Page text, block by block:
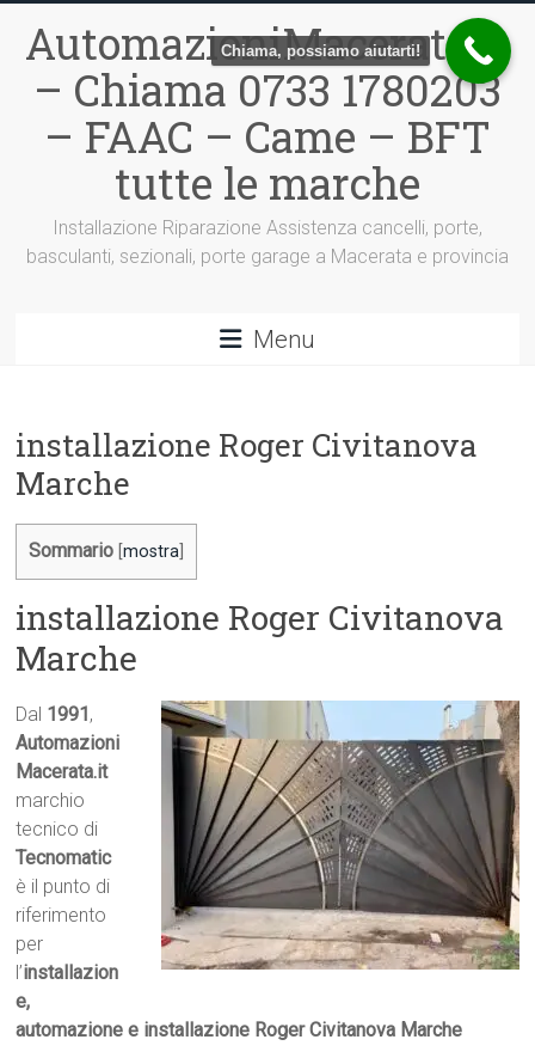
contenuto
AutomazioniMacerata.it
– Chiama 0733 1780203
– FAAC – Came – BFT
tutte le marche
Installazione Riparazione Assistenza cancelli, porte,
basculanti, sezionali, porte garage a Macerata e provincia
Menu
installazione Roger Civitanova
Marche
Sommario [mostra
installazione Roger Civitanova
Marche
Dal 1991 ,
Automazioni
Macerata.it
marchio
tecnico di
Tecnomatic
è il punto di
riferimento
per
l’installazion
e,
automazione e installazione Roger Civitanova Marche
Chiama, possiamo aiutarti!